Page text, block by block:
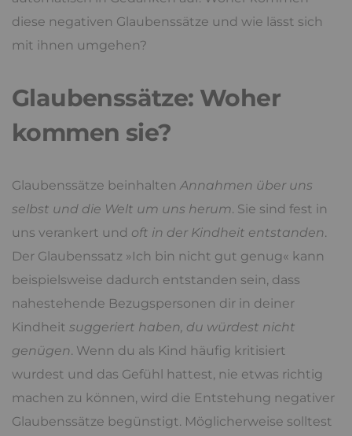
diese negativen Glaubenssätze und wie lässt sich
mit ihnen umgehen?
Glaubenssätze: Woher
kommen sie?
Glaubenssätze beinhaltenAnnahmen über uns
selbst und die Welt um uns herum. Sie sind fest in
uns verankert und oft in der Kindheit entstanden.
Der Glaubenssatz »Ich bin nicht gut genug« kann
beispielsweise dadurch entstanden sein, dass
nahestehende Bezugspersonen dir in deiner
Kindheit suggeriert haben, du würdest nicht
genügen. Wenn du als Kind häufig kritisiert
wurdest und das Gefühl hattest, nie etwas richtig
machen zu können, wird die Entstehung negativer
Glaubenssätze begünstigt. Möglicherweise solltest